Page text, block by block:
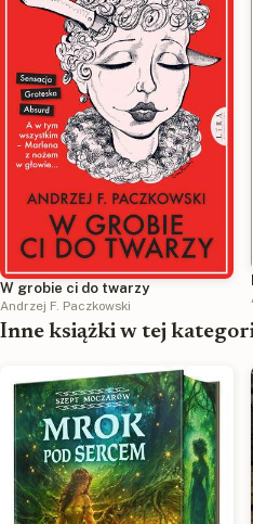
W grobie ci do twarzy
Andrzej F. Paczkowski
Inne książki w tej